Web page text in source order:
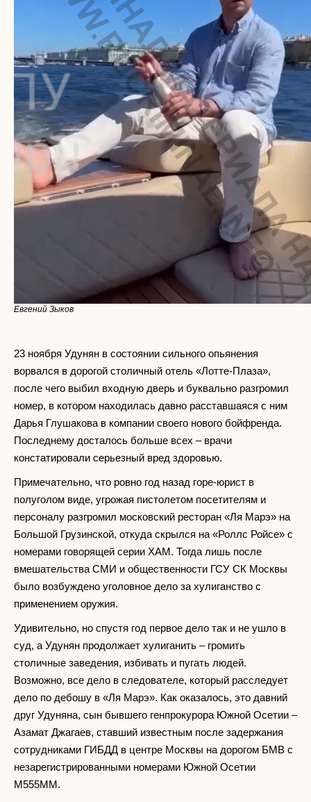
Евгений Зыков
23 ноября Удунян в состоянии сильного опьянения
ворвался в дорогой столичный отель «Лотте-Плаза»,
после чего выбил входную дверь и буквально разгромил
номер, в котором находилась давно расставшаяся с ним
Дарья Глушакова в компании своего нового бойфренда.
Последнему досталось больше всех – врачи
констатировали серьезный вред здоровью.
Примечательно, что ровно год назад горе-юрист в
полуголом виде, угрожая пистолетом посетителям и
персоналу разгромил московский ресторан «Ля Марэ» на
Большой Грузинской, откуда скрылся на «Роллс Ройсе» с
номерами говорящей серии ХАМ. Тогда лишь после
вмешательства СМИ и общественности ГСУ СК Москвы
было возбуждено уголовное дело за хулиганство с
применением оружия.
Удивительно, но спустя год первое дело так и не ушло в
суд, а Удунян продолжает хулиганить – громить
столичные заведения, избивать и пугать людей.
Возможно, все дело в следователе, который расследует
дело по дебошу в «Ля Марэ». Как оказалось, это давний
друг Удуняна, сын бывшего генпрокурора Южной Осетии –
Азамат Джагаев, ставший известным после задержания
сотрудниками ГИБДД в центре Москвы на дорогом БМВ с
незарегистрированными номерами Южной Осетии
М555ММ.